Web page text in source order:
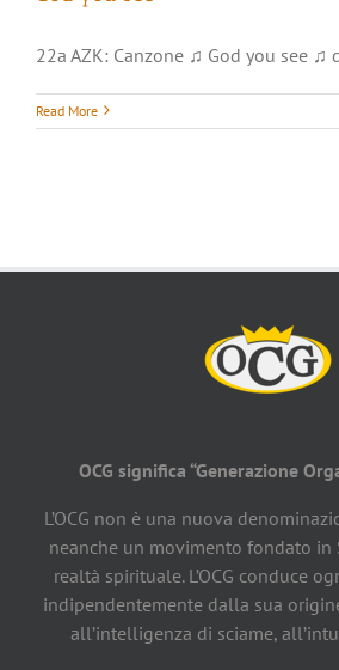
22a AZK: Canzone ♫ God you see ♫
Read More
OCG significa “Generazione
L’OCG non è una nuova
neanche un movimento fondato in
realtà spirituale. L’OCG conduce
indipendentemente dalla sua
all’intelligenza di sciame,